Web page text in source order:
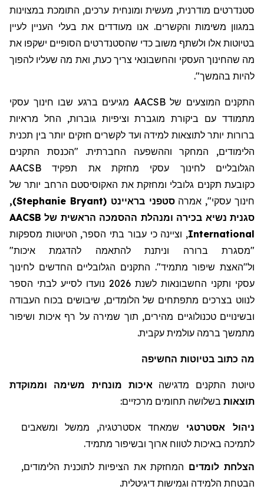
סטנדרטים מודרנית, מעשית ומונחית ערכים, התומכת במצוינות
במגוון משימות והקשרים. אנו מעודדים את בעלי העניין לעיין
בטיוטות אלו ולשתף משוב כדי שהסטנדרטים הסופיים ישקפו את
מה שהחינוך העסקי והחשבונאי צריך כעת, ואת מה שעליו להפוך
להיות בהמשך".
התקנים המוצעים של AACSB מגיעים ברגע שבו חינוך עסקי
מתמודד עם ביקורת מוגברת וציפיותגוברות, החל מראיות
ברורות יותר לתוצאות למידה ועד לקשרים חזקים יותר בין תכנית
הלימודים, המחקר וההשפעה החברתית. "הכנסת התקנים
הגלובליים לחינוך עסקי מחזקת את תפקיד AACSB
כקובעת תקנים גלובלי ומחזקת את האקוסיסטם הרחב יותר של
חינוך עסקי", אמרהסטפניבראיינט (
Stephanie Bryant
)
,
סגנית נשיא בכירה ומנהלת ההסמכה הראשית של AACSB
International, וציינה כי עבור בתי הספר, הטיוטות מספקות
"מסגרת ברורה וניתנת להתאמה להדגמת איכות"
ול"האצתשיפור מתמיד". התקנים הגלובליים החדשים לחינוך
עסקי ותקני החשבונאות לשנת 2026 נועדו לסייע לבתי הספר
לנווט בצרכים מתפתחים של הלומדים, שיבושים בכוח העבודה
ובשינויים טכנולוגיים מהירים, תוך שמירה על רף איכות ושיפור
מתמשך ברמה עולמית עקבית.
מה כתוב בטיוטות החשיפה
טיוטת התקנים מדגישה איכות מונחית משימה וממוקדת
תוצאות בשלושה תחומים מרכזיים:
ניהול אסטרטגי שמאחד אסטרטגיה, ממשל ומשאבים
לתמיכה באיכות לטווח ארוך ובשיפור מתמיד.
הצלחת לומדים המחזקת את הציפיות לתוכנית הלימודים,
הבטחת הלמידה וגמישות דיגיטלית.